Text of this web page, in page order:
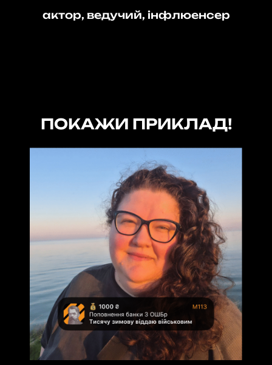
актор, ведучий, інфлюенсер
ПОКАЖИ ПРИКЛАД!